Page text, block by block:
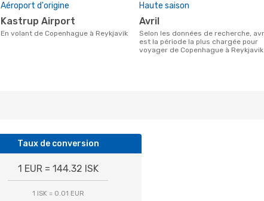
Aéroport d'origine
Kastrup Airport
En volant de Copenhague à Reykjavik
Haute saison
avril
Selon les données de recherche, avril
est la période la plus chargée pour
voyager de Copenhague à Reykjavik
Taux de conversion
1 EUR = 144.32 ISK
1 ISK = 0.01 EUR